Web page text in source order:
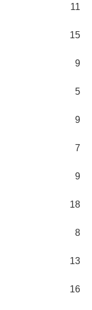
11
15
9
5
9
7
9
18
8
13
16